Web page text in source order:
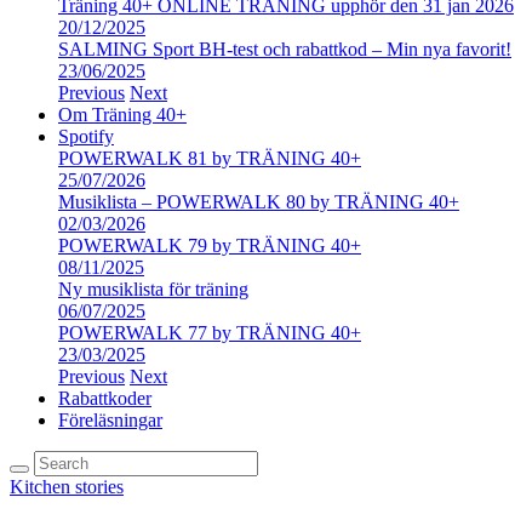
Träning 40+ ONLINE TRÄNING upphör den 31 jan 2026
20/12/2025
SALMING Sport BH-test och rabattkod – Min nya favorit!
23/06/2025
Previous Next
Om Träning 40+
Spotify
POWERWALK 81 by TRÄNING 40+
25/07/2026
Musiklista – POWERWALK 80 by TRÄNING 40+
02/03/2026
POWERWALK 79 by TRÄNING 40+
08/11/2025
Ny musiklista för träning
06/07/2025
POWERWALK 77 by TRÄNING 40+
23/03/2025
Previous Next
Rabattkoder
Föreläsningar
Kitchen stories